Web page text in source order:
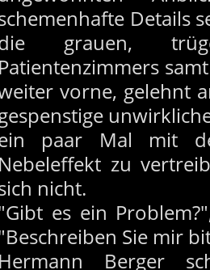
Details
grauen,
Patientenzimmers
vorne, gelehnt
paar Mal mit
Nebeleffekt zu
nicht.
es ein
Sie mir
Hermann Berger